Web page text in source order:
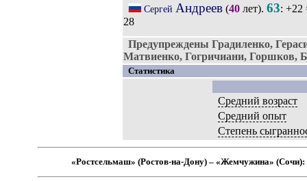
Сергей Андреев(40лет). 63: +22
28
Предупреждены Градиленко,
Матвиенко, Гогричиани, Горшков,
Статистика
Средний возраст
Средний опыт
Степень
«Ростсельмаш» (Ростов-на-Дону) – «Жемчужина» (Сочи):